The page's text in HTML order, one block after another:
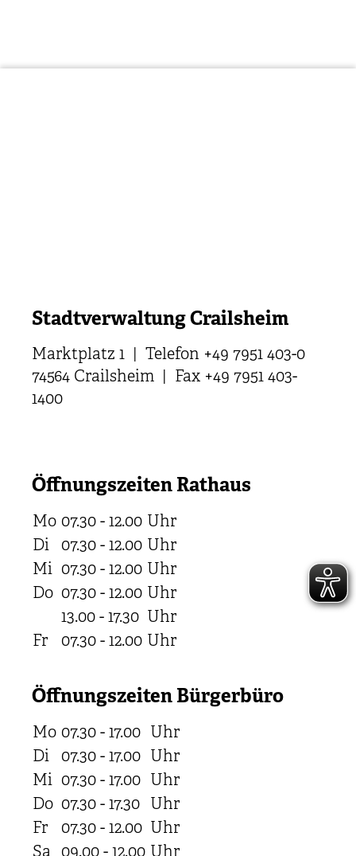
Stadtverwaltung Crailsheim
Marktplatz 1 | Telefon +49 7951 403-0
74564 Crailsheim | Fax +49 7951 403-
1400
Öffnungszeiten Rathaus
Mo 07.30 - 12.00 Uhr
Di
07.30 - 12.00 Uhr
Mi 07.30 - 12.00 Uhr
Do 07.30 - 12.00 Uhr
13.00 - 17.30 Uhr
Fr
07.30 - 12.00 Uhr
Öffnungszeiten Bürgerbüro
Mo 07.30 - 17.00 Uhr
Di
07.30 - 17.00 Uhr
Mi 07.30 - 17.00 Uhr
Do 07.30 - 17.30 Uhr
Fr
07.30 - 12.00 Uhr